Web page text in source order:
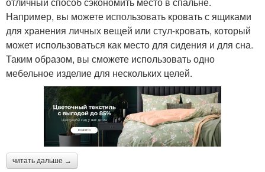
Например, вы можете использовать кровать с ящиками
для хранения личных вещей или стул-кровать, который
может использоваться как место для сидения и для сна.
Таким образом, вы сможете использовать одно
мебельное изделие для нескольких целей.
читать дальше →